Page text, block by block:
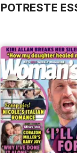
POTRESTE